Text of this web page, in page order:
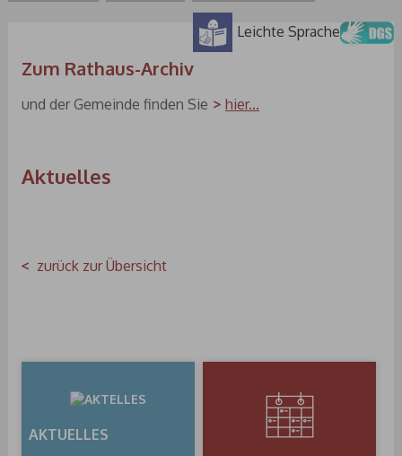
Zum Rathaus-Archiv
und der Gemeinde finden Sie hier...
Aktuelles
zurück zur Übersicht
AKTUELLES
Leichte Sprache